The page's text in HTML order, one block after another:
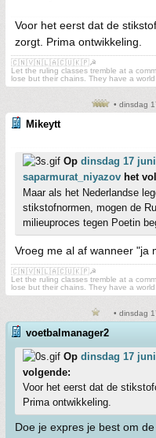
Voor het eerst dat de
zorgt. Prima ontwikkeling.
🇨🇳🇻🇳🇱🇦🇨🇺🇰🇵☭
Let the ruling classes tremble at a
lose but their chains. They have a world
• dinsdag
Mikeytt
Op dinsdag 17 juni
saparmurat_niyazov het
Maar als het Nederlandse
stikstofnormen, mogen de
milieuproces tegen Poetin
Vroeg me al af wanneer "ja
🇨🇳🇻🇳🇱🇦🇨🇺🇰🇵☭
Let the ruling classes tremble at a
lose but their chains. They have a world
• dinsdag
voetbalmanager2
Op dinsdag 17 juni
volgende:
Voor het eerst dat de
Prima ontwikkeling.
Doe je expres je best om